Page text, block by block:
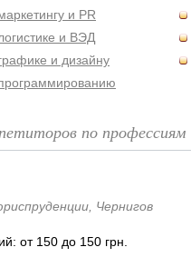
и PR
и ВЭД
и дизайну
по профессиям
Чернигов
от 150 до 150 грн.